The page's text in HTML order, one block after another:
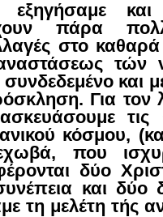
και
πάρα
στο καθαρά
τών
και
Για
κόσμου,
που
δύο
και δύο
τη μελέτη τής